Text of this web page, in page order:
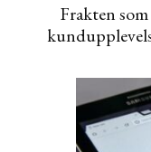
Frakten som